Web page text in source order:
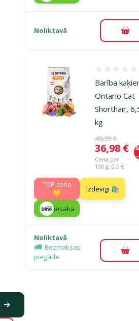
Noliktavā
Barība
Ontario Cat
Shorthair,
kg
Oriģinālā
49,99 €
Cena
36,98 €
Cena par
100 g: 0,6 €
TOP cena
💛
Izdevīgi 🛍️
iesaka
Noliktavā
Bezmaksas
piegāde